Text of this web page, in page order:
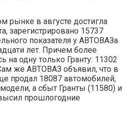
рынке в августе достигла
зарегистрировано 15737
показателя у АВТОВАЗа
лет. Причем более
на одну только Гранту: 11302
же АВТОВАЗ объявил, что в
продал 18087 автомобилей,
а сбыт Гранты (11580) и
прошлогодние